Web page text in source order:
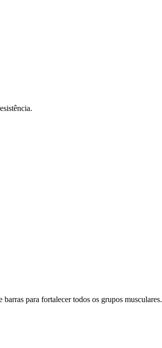
para fortalecer todos os grupos musculares.